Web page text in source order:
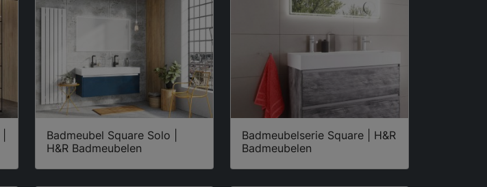
Badmeubel Square Solo |
H&R Badmeubelen
Badmeubelserie Square | H&R
Badmeubelen